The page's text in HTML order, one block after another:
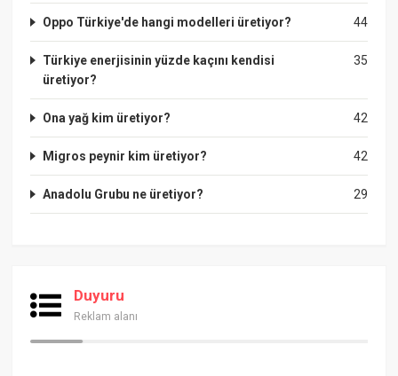
44
Oppo Türkiye'de hangi modelleri üretiyor?
35
Türkiye enerjisinin yüzde kaçını kendisi
üretiyor?
42
Ona yağ kim üretiyor?
42
Migros peynir kim üretiyor?
29
Anadolu Grubu ne üretiyor?
Duyuru
Reklam alanı